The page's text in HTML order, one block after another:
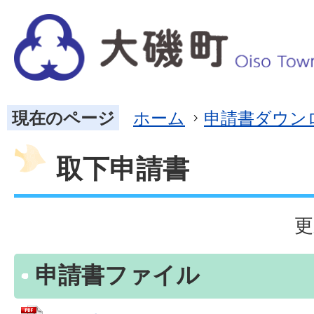
現在のページ ホーム 申請書ダウン
取下申請書
申請書ファイル